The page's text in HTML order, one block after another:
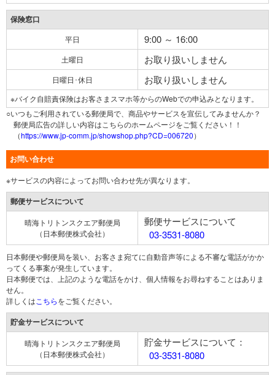
保険窓口
平日 9:00 ～ 16:00
土曜日 お取り扱いしません
日曜日･休日 お取り扱いしません
※バイク自賠責保険はお客さまスマホ等からのWebでの申込みとなります。
○いつもご利用されている郵便局で、商品やサービスを宣伝してみませんか？
郵便局広告の詳しい内容はこちらのホームページをご覧ください！！
（https://www.jp-comm.jp/showshop.php?CD=006720）
お問い合わせ
※サービスの内容によってお問い合わせ先が異なります。
郵便サービスについて
晴海トリトンスクエア郵便局
（日本郵便株式会社）
郵便サービスについて
03-3531-8080
日本郵便や郵便局を装い、お客さま宛てに自動音声等による不審な電話がかか
ってくる事案が発生しています。
日本郵便では、上記のような電話をかけ、個人情報をお尋ねすることはありま
せん。
詳しくは こちらをご覧ください。
貯金サービスについて
晴海トリトンスクエア郵便局
（日本郵便株式会社）
貯金サービスについて：
03-3531-8080